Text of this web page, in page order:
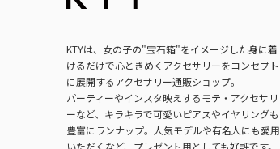
KTYは、女の子の"宝石箱"をイメージした身に着
けるだけで心ときめくアクセサリーをコンセプト
に展開するアクセサリー通販ショップ。
パーティーやインスタ映えするモテ・アクセサリ
ーなど、キラキラで可愛いピアスやイヤリングも
豊富にランナップ。人気モデルや有名人にも愛用